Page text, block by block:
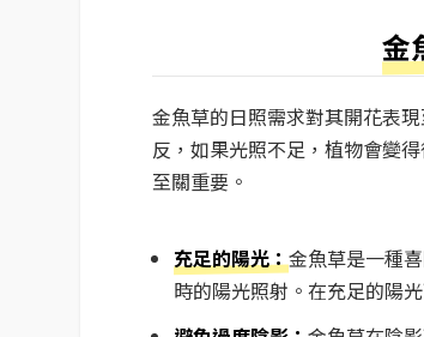
金
金魚草的日照需求對其開花表
反，如果光照不足，植物會變
至關重要。
充足的陽光：金魚草是一種
時的陽光照射。在充足的陽